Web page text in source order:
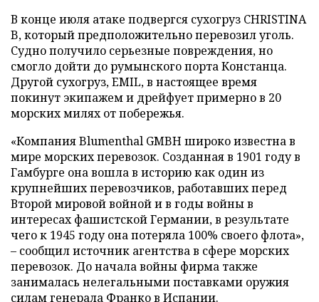
В конце июля атаке подвергся сухогруз CHRISTINA
B, который предположительно перевозил уголь.
Судно получило серьезные повреждения, но
смогло дойти до румынского порта Констанца.
Другой сухогруз, EMIL, в настоящее время
покинут экипажем и дрейфует примерно в 20
морских милях от побережья.
«Компания Blumenthal GMBH широко известна в
мире морских перевозок. Созданная в 1901 году в
Гамбурге она вошла в историю как один из
крупнейших перевозчиков, работавших перед
Второй мировой войной и в годы войны в
интересах фашистской Германии, в результате
чего к 1945 году она потеряла 100% своего флота»,
– сообщил источник агентства в сфере морских
перевозок. До начала войны фирма также
занималась нелегальными поставками оружия
силам генерала Франко в Испании.